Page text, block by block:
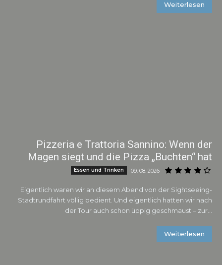
Weiterlesen
Pizzeria e Trattoria Sannino: Wenn der
Magen siegt und die Pizza „Buchten“ hat
Essen und Trinken 09. 08. 2026
Eigentlich waren wir an diesem Abend von der Sightseeing-
Stadtrundfahrt völlig bedient. Und eigentlich hatten wir nach
der Tour auch schon üppig geschmaust – zur...
Weiterlesen